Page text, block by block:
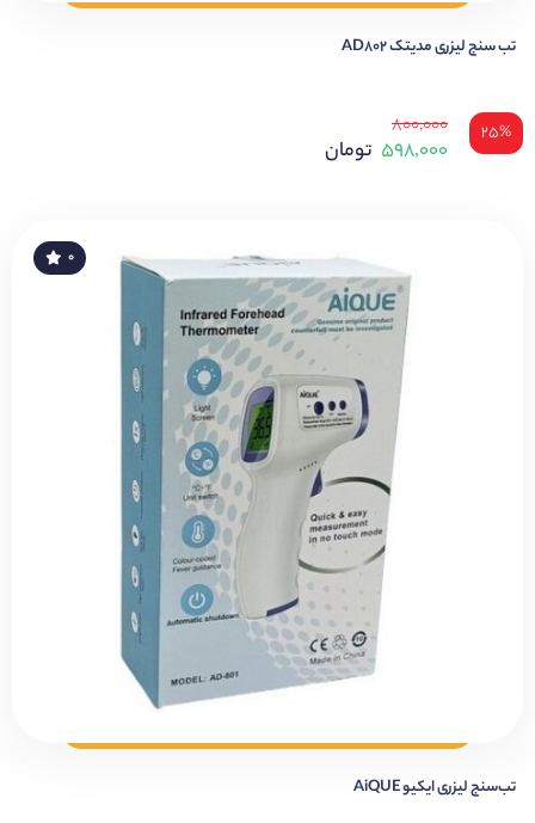
تب سنج لیزری مدیتک AD802
۲۵% ۸۰۰,۰۰۰
۵۹۸,۰۰۰ تومان
۰
تب‌سنج لیزری ایکیو AiQUE